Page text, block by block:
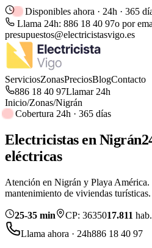
Disponibles ahora · 24h · 365
Llama 24h: 886 18 40 97o por
presupuestos@electricistasvigo.es
ServiciosZonasPreciosBlogContacto
886 18 40 97Llamar 24h
Inicio/Zonas/Nigrán
Cobertura 24h · 365 días
Electricistas en Nigrán
eléctricas
Atención en Nigrán y Playa
mantenimiento de viviendas turísticas.
25-35 min CP: 3635017.811 hab.
Llama ahora · 24h886 18 40 97